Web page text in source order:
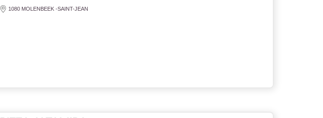
1080 MOLENBEEK -SAINT-JEAN